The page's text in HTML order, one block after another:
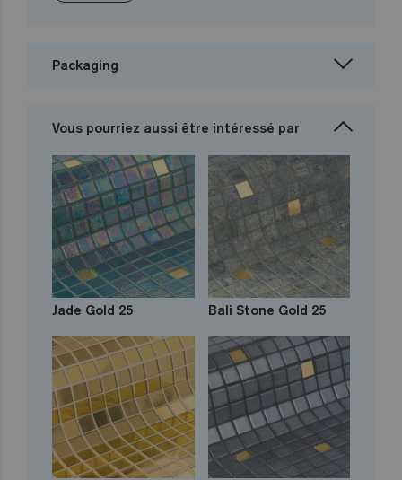
Packaging
Vous pourriez aussi être intéressé par
Jade Gold 25 Bali Stone Gold 25